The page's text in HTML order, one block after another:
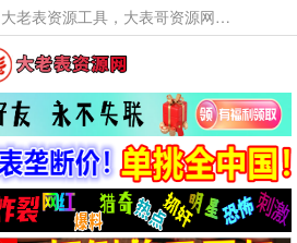
本网站提供资源工具下载，大老表资源工具，大表哥资源网软件工具，大老表资源下载，活动线报福利资源分享,活动线报，大型网游经典游戏，网络热门技术游戏辅助交流与分享。